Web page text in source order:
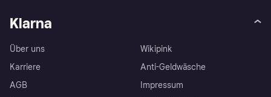
Klarna
Über uns
Karriere
AGB
Wikipink
Anti-Geldwäsche
Impressum